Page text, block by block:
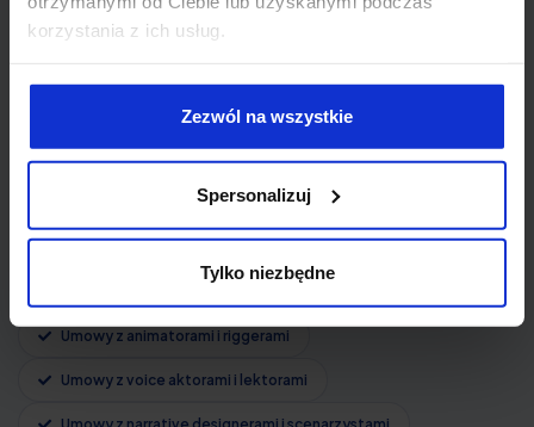
korzystania z ich usług.
Zezwól na wszystkie
Spersonalizuj
Tylko niezbędne
actorzy, naratorzy - każdy z nich może zachować prawa
autorskie do swojego wkładu, jeśli umowa nie reguluje
prawa majątkowe do wszystkich assetów gry na Twoje
studio, regulując kwestie prawa do wizerunku i zakazu
Umowy z animatorami i riggerami
Umowy z voice aktorami i lektorami